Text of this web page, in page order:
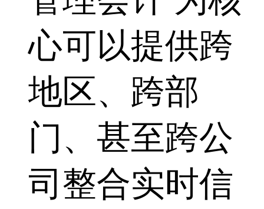
心可以提供跨
地区、跨部
门、甚至跨公
司整合实时信